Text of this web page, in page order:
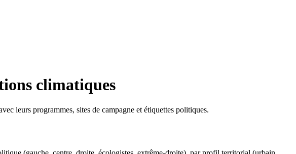
climatiques
leurs programmes, sites de campagne et étiquettes politiques.